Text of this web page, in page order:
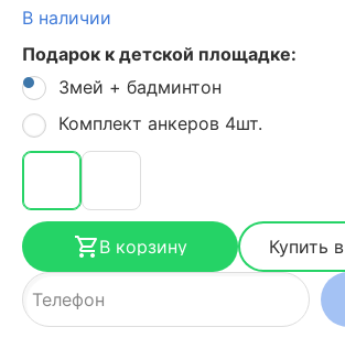
В наличии
Подарок к детской площадке:
Змей + бадминтон
Комплект анкеров 4шт.
В корзину
Купить